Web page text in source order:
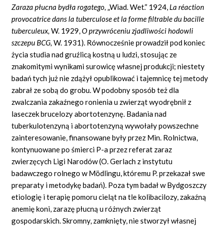
Zaraza płucna bydła rogatego,„Wiad. Wet.” 1924, La réaction
provocatrice dans la tuberculose et la forme filtrable du bacille
tuberculeux,W. 1929,O przywróceniu zjadliwości hodowli
szczepu BCG,W. 1931). Równocześnie prowadził pod koniec
życia studia nad gruźlicą kostną u ludzi, stosując ze
znakomitymi wynikami surowicę własnej produkcji; niestety
badań tych już nie zdążył opublikować i tajemnicę tej metody
zabrał ze sobą do grobu. W podobny sposób też dla
zwalczania zakaźnego ronienia u zwierząt wyodrębnił z
laseczek brucelozy abortotenzynę. Badania nad
tuberkulotenzyną i abortotenzyną wywołały powszechne
zainteresowanie, finansowane były przez Min. Rolnictwa,
kontynuowane po śmierci P-a przez referat zaraz
zwierzęcych Ligi Narodów (O. Gerlach z instytutu
badawczego rolnego w Mödlingu, któremu P. przekazał swe
preparaty i metodykę badań). Poza tym badał w Bydgoszczy
etiologię i terapię pomoru cieląt na tle kolibacilozy, zakaźną
anemię koni, zarazę płucną u różnych zwierząt
gospodarskich. Skromny, zamknięty, nie stworzył własnej